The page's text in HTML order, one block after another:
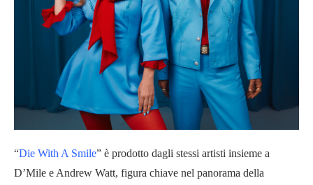
“Die With A Smile” è prodotto dagli stessi artisti insieme a
D’Mile e Andrew Watt, figura chiave nel panorama della